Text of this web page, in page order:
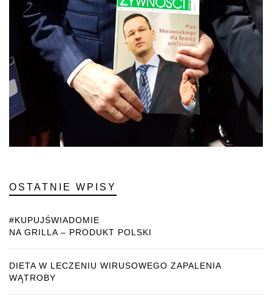
OSTATNIE WPISY
#KUPUJŚWIADOMIE
NA GRILLA – PRODUKT POLSKI
DIETA W LECZENIU WIRUSOWEGO ZAPALENIA
WĄTROBY